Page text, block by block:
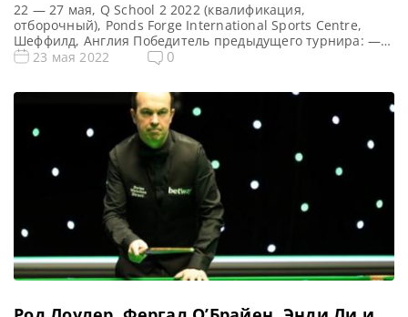
22 — 27 мая, Q School 2 2022 (квалификация,
отборочный), Ponds Forge International Sports Centre,
Шеффилд, Англия Победитель предыдущего турнира: —
Все новости и результаты Q School 2022 Призовой фонд Q
брейки Q School 2 2022 по снукеру: […]
23 мая 2022 0